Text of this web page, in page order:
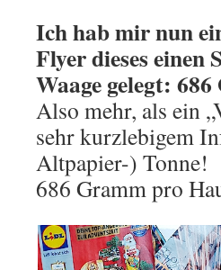
Ich hab mir nun
Flyer dieses einen
Waage gelegt:
Also mehr, als ein
sehr kurzlebigem
Altpapier-) Tonne!
686 Gramm pro